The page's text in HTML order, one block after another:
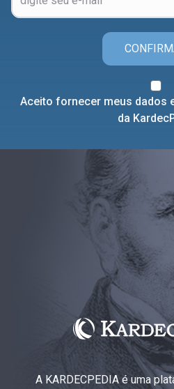
Aceito fornecer meus dados
da
A KARDECPEDIA é uma